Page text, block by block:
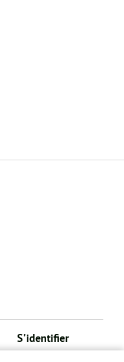
S'identifier